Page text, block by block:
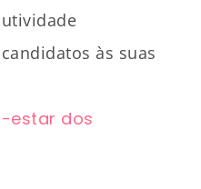
às suas
estar dos